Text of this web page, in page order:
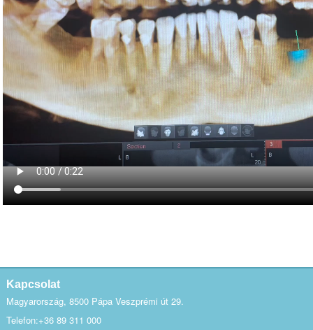
Kapcsolat
Magyarország, 8500 Pápa Veszprémi út 29.
Telefon:+36 89 311 000